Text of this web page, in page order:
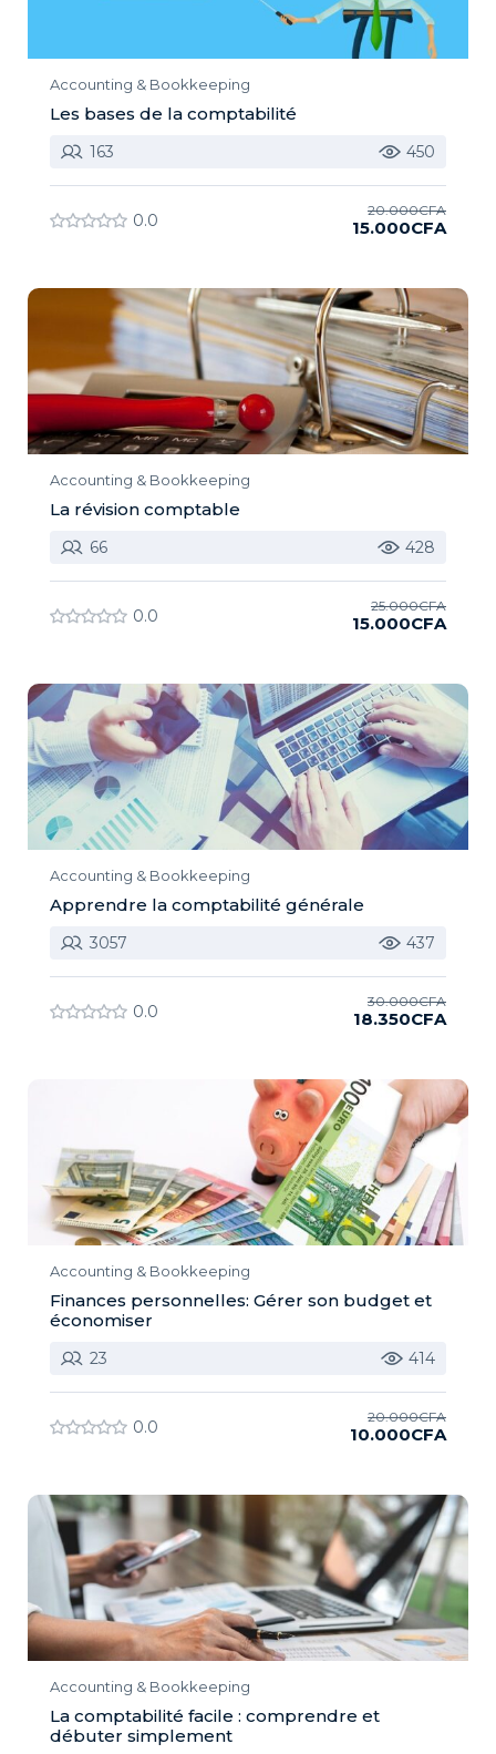
Accounting & Bookkeeping
Les bases de la comptabilité
163 450
0.0
20.000CFA
15.000CFA
Accounting & Bookkeeping
La révision comptable
66 428
0.0
25.000CFA
15.000CFA
Accounting & Bookkeeping
Apprendre la comptabilité générale
3057 437
0.0
30.000CFA
18.350CFA
Accounting & Bookkeeping
Finances personnelles: Gérer son budget et
économiser
23 414
0.0
20.000CFA
10.000CFA
Accounting & Bookkeeping
La comptabilité facile : comprendre et
débuter simplement